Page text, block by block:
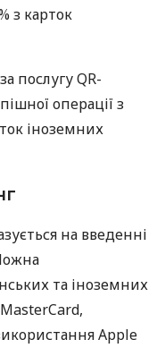
з карток
послугу QR-
операції з
іноземних
на введенні
та іноземних
Apple